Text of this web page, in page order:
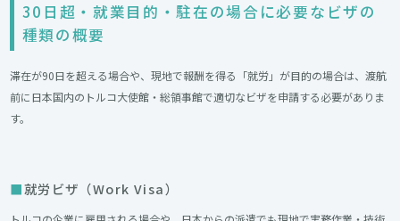
30日超・就業目的・駐在の場合に必要なビザの
種類の概要
滞在が90日を超える場合や、現地で報酬を得る「就労」が目的の場合は、渡航
前に日本国内のトルコ大使館・総領事館で適切なビザを申請する必要がありま
す。
就労ビザ（Work Visa）